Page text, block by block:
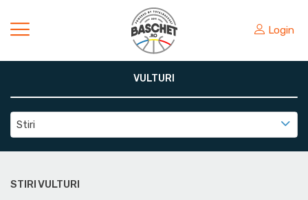
Login
VULTURI
Stiri
STIRI VULTURI